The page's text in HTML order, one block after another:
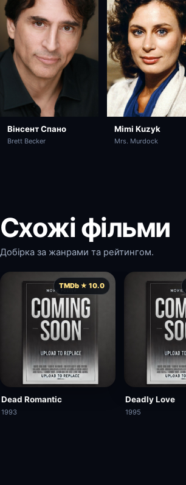
Вінсент Спано
Brett Becker
Mimi Kuzyk
Mrs. Murdock
Схожі фільми
Добірка за жанрами та рейтингом.
TMDb ★ 10.0
Dead Romantic
1993
Deadly Love
1995